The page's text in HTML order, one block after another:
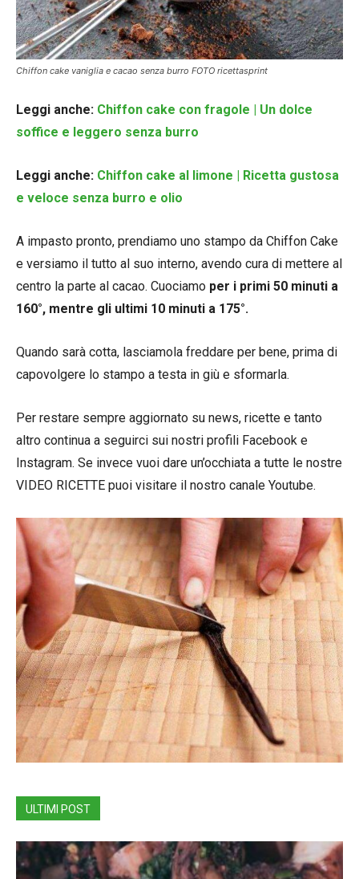
Chiffon cake vaniglia e cacao senza burro FOTO ricettasprint
Leggi anche: Chiffon cake con fragole | Un dolce
soffice e leggero senza burro
Leggi anche: Chiffon cake al limone | Ricetta gustosa
e veloce senza burro e olio
A impasto pronto, prendiamo uno stampo da Chiffon Cake
e versiamo il tutto al suo interno, avendo cura di mettere al
centro la parte al cacao. Cuociamo per i primi 50 minuti a
160°, mentre gli ultimi 10 minuti a 175°.
Quando sarà cotta, lasciamola freddare per bene, prima di
capovolgere lo stampo a testa in giù e sformarla.
Per restare sempre aggiornato su news, ricette e tanto
altro continua a seguirci sui nostri profili Facebook e
Instagram. Se invece vuoi dare un’occhiata a tutte le nostre
VIDEO RICETTE puoi visitare il nostro canale Youtube.
ULTIMI POST